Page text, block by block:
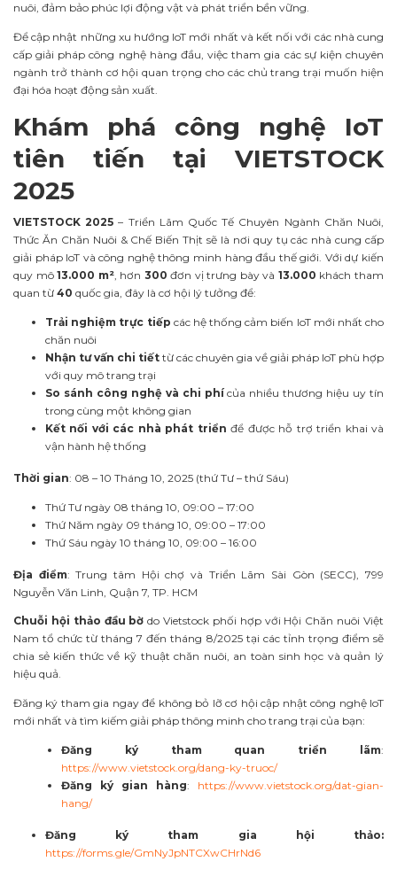
nuôi, đảm bảo phúc lợi động vật và phát triển bền vững.
Để cập nhật những xu hướng IoT mới nhất và kết nối với các nhà cung
cấp giải pháp công nghệ hàng đầu, việc tham gia các sự kiện chuyên
ngành trở thành cơ hội quan trọng cho các chủ trang trại muốn hiện
đại hóa hoạt động sản xuất.
Khám phá công nghệ IoT
tiên tiến tại VIETSTOCK
2025
VIETSTOCK 2025 – Triển Lãm Quốc Tế Chuyên Ngành Chăn Nuôi,
Thức Ăn Chăn Nuôi & Chế Biến Thịt sẽ là nơi quy tụ các nhà cung cấp
giải pháp IoT và công nghệ thông minh hàng đầu thế giới. Với dự kiến
quy mô13.000 m², hơn 300đơn vị trưng bày và 13.000 khách tham
quan từ 40 quốc gia, đây là cơ hội lý tưởng để:
Trải nghiệm trực tiếp các hệ thống cảm biến IoT mới nhất cho
chăn nuôi
Nhận tư vấn chi tiết từ các chuyên gia về giải pháp IoT phù hợp
với quy mô trang trại
So sánh công nghệ và chi phícủa nhiều thương hiệu uy tín
trong cùng một không gian
Kết nối với các nhà phát triểnđể được hỗ trợ triển khai và
vận hành hệ thống
Thời gian: 08 – 10 Tháng 10, 2025 (thứ Tư – thứ Sáu)
Thứ Tư ngày 08 tháng 10, 09:00 – 17:00
Thứ Năm ngày 09 tháng 10, 09:00 – 17:00
Thứ Sáu ngày 10 tháng 10, 09:00 – 16:00
Địa điểm: Trung tâm Hội chợ và Triển Lãm Sài Gòn (SECC), 799
Nguyễn Văn Linh, Quận 7, TP. HCM
Chuỗi hội thảo đầu bờ do Vietstock phối hợp với Hội Chăn nuôi Việt
Nam tổ chức từ tháng 7 đến tháng 8/2025 tại các tỉnh trọng điểm sẽ
chia sẻ kiến thức về kỹ thuật chăn nuôi, an toàn sinh học và quản lý
hiệu quả.
Đăng ký tham gia ngay để không bỏ lỡ cơ hội cập nhật công nghệ IoT
mới nhất và tìm kiếm giải pháp thông minh cho trang trại của bạn:
Đăng ký tham quan triển lãm:
https://www.vietstock.org/dang-ky-truoc/
Đăng ký gian hàng: https://www.vietstock.org/dat-gian-
hang/
Đăng ký tham gia hội thảo:
https://forms.gle/GmNyJpNTCXwCHrNd6